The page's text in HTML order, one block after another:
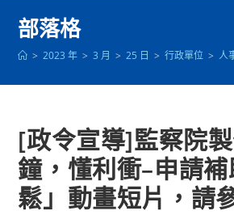
部落格
> 2023 年 > 3 月 > 25 日 > 行政單位 > 人
[政令宣導]監察院
鐘，懂利衝–申請
鬆」動畫短片，請